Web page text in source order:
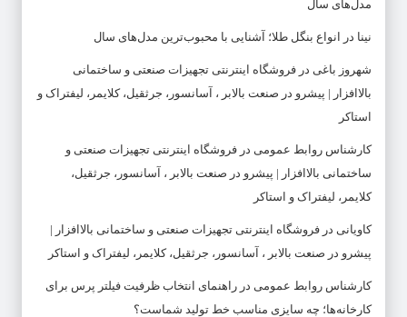
مدل‌های سال
نینا در انواع بنگل طلا؛ آشنایی با محبوب‌ترین مدل‌های سال
شهروز باغی در فروشگاه اینترنتی تجهیزات صنعتی و ساختمانی
بالاافزار | پیشرو در صنعت بالابر ، آسانسور، جرثقیل، کلایمر، لیفتراک و
استاکر
کارشناس روابط عمومی در فروشگاه اینترنتی تجهیزات صنعتی و
ساختمانی بالاافزار | پیشرو در صنعت بالابر ، آسانسور، جرثقیل،
کلایمر، لیفتراک و استاکر
کاویانی در فروشگاه اینترنتی تجهیزات صنعتی و ساختمانی بالاافزار |
پیشرو در صنعت بالابر ، آسانسور، جرثقیل، کلایمر، لیفتراک و استاکر
کارشناس روابط عمومی در راهنمای انتخاب ظرفیت فیلتر پرس برای
کارخانه‌ها؛ چه سایزی مناسب خط تولید شماست؟